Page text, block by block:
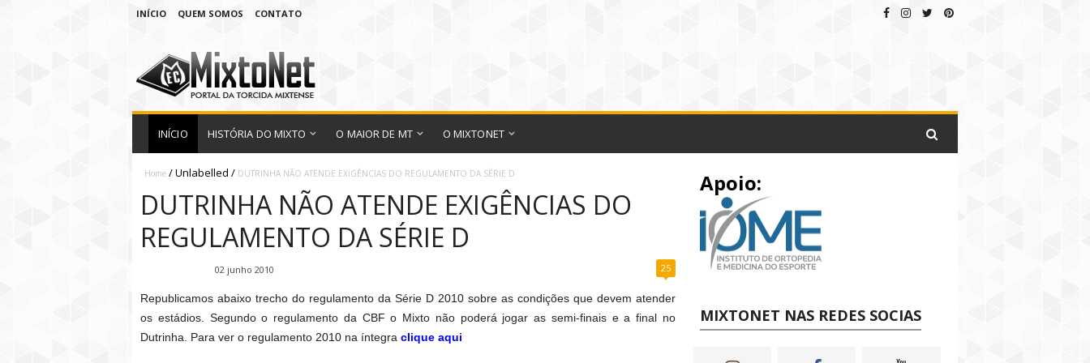
INÍCIO QUEM SOMOS CONTATO
INÍCIO HISTÓRIA DO MIXTO O MAIOR DE MT O MIXTONET
Home /Unlabelled / DUTRINHA NÃO ATENDE EXIGÊNCIAS DO REGULAMENTO DA SÉRIE D
DUTRINHA NÃO ATENDE EXIGÊNCIAS DO
REGULAMENTO DA SÉRIE D
02 junho 2010 25
Republicamos abaixo trecho do regulamento da Série D 2010 sobre as condições que devem atender
os estádios. Segundo o regulamento da CBF o Mixto não poderá jogar as semi-finais e a final no
Dutrinha. Para ver o regulamento 2010 na íntegra clique aqui
Apoio:
MIXTONET NAS REDES SOCIAS